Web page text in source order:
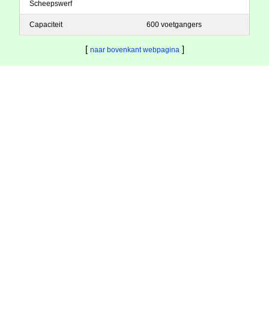
Scheepswerf
Capaciteit 600 voetgangers
[ naar bovenkant webpagina ]